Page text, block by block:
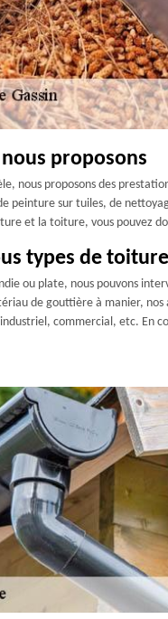
proposons
nous proposons des
peinture sur tuiles, de
et la toiture, vous pouvez
types de toiture
ou plate, nous pouvons
de gouttière à manier,
commercial, etc. En